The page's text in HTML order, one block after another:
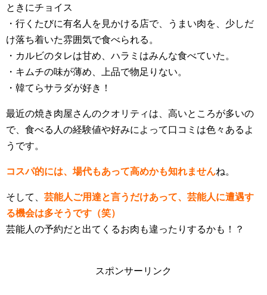
ときにチョイス
・行くたびに有名人を見かける店で、うまい肉を、少しだ
け落ち着いた雰囲気で食べられる。
・カルビのタレは甘め、ハラミはみんな食べていた。
・キムチの味が薄め、上品で物足りない。
・韓てらサラダが好き！
最近の焼き肉屋さんのクオリティは、高いところが多いの
で、食べる人の経験値や好みによって口コミは色々あるよ
うです。
コスパ的には、場代もあって高めかも知れませんね。
そして、 芸能人ご用達と言うだけあって、芸能人に遭遇す
る機会は多そうです（笑）
芸能人の予約だと出てくるお肉も違ったりするかも！？
スポンサーリンク